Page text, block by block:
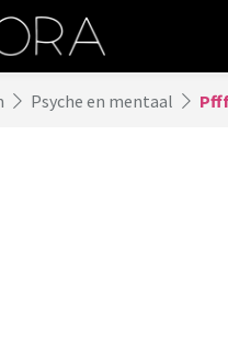
Psyche en mentaal